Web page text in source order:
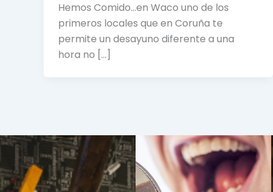
Hemos Comido…en Waco uno de los
primeros locales que en Coruña te
permite un desayuno diferente a una
hora no […]